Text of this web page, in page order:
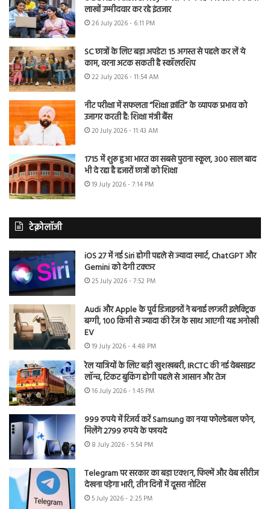
लाखों उम्मीदवार कर रहे इंतजार
26 July 2026 - 6:11 PM
SC छात्रों के लिए बड़ा अपडेट! 15 अगस्त से पहले कर लें ये
काम, वरना अटक सकती है स्कॉलरशिप
22 July 2026 - 11:54 AM
नीट परीक्षा में सफलता “शिक्षा क्रांति” के व्यापक प्रभाव को
उजागर करती है: शिक्षा मंत्री बैंस
20 July 2026 - 11:43 AM
1715 में शुरू हुआ भारत का सबसे पुराना स्कूल, 300 साल बाद
भी दे रहा है हजारों छात्रों को शिक्षा
19 July 2026 - 7:14 PM
टेक्नोलॉजी
iOS 27 में नई Siri होगी पहले से ज्यादा स्मार्ट, ChatGPT और
Gemini को देगी टक्कर
25 July 2026 - 7:52 PM
Audi और Apple के पूर्व डिजाइनरों ने बनाई लग्जरी इलेक्ट्रिक
बग्गी, 100 किमी से ज्यादा की रेंज के साथ आएगी यह अनोखी
EV
19 July 2026 - 4:48 PM
रेल यात्रियों के लिए बड़ी खुशखबरी, IRCTC की नई वेबसाइट
लॉन्च, टिकट बुकिंग होगी पहले से आसान और तेज
16 July 2026 - 1:45 PM
999 रुपये में रिजर्व करें Samsung का नया फोल्डेबल फोन,
मिलेंगे 2799 रुपये के फायदे
8 July 2026 - 5:54 PM
Telegram पर सरकार का बड़ा एक्शन, फिल्में और वेब सीरीज
देखना पड़ेगा भारी, तीन दिनों में दूसरा नोटिस
5 July 2026 - 2:25 PM